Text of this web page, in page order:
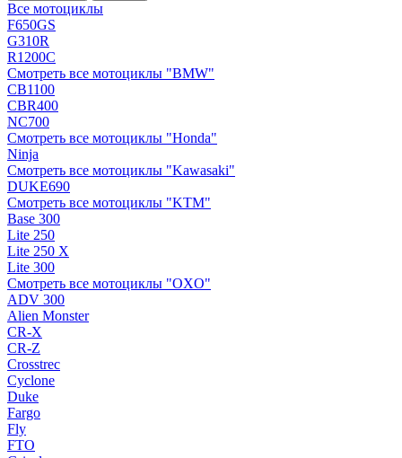
Все мотоциклы
F650GS
G310R
R1200C
Смотреть все мотоциклы "BMW"
CB1100
CBR400
NC700
Смотреть все мотоциклы "Honda"
Ninja
Смотреть все мотоциклы "Kawasaki"
DUKE690
Смотреть все мотоциклы "KTM"
Base 300
Lite 250
Lite 250 X
Lite 300
Смотреть все мотоциклы "OXO"
ADV 300
Alien Monster
CR-X
CR-Z
Crosstrec
Cyclone
Duke
Fargo
Fly
FTO